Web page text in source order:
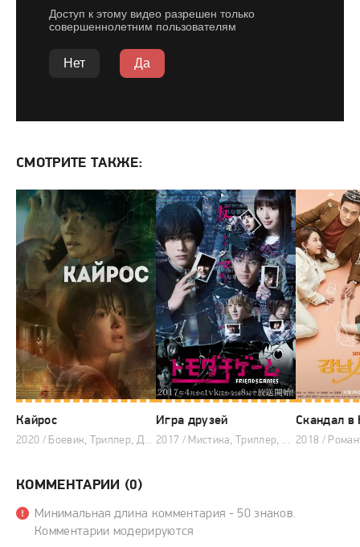
СМОТРИТЕ ТАКЖЕ:
Кайрос
2020 / Боевик, Триллер, Драма, Корейские дорамы
Игра друзей
2017 / Мистика, Триллер, Драма, Японские дорамы
Скандал в
КОММЕНТАРИИ (0)
Минимальная длина комментария - 50 знаков.
Комментарии модерируются